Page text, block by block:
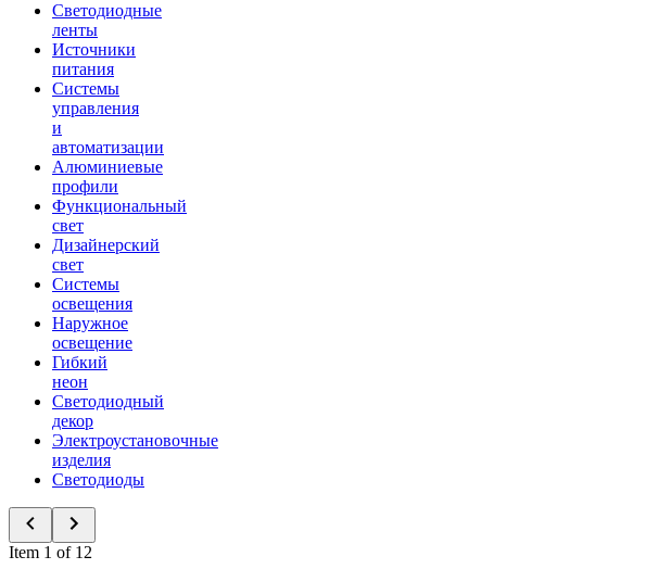
Светодиодные
ленты
Источники
питания
Системы
управления
и
автоматизации
Алюминиевые
профили
Функциональный
свет
Дизайнерский
свет
Системы
освещения
Наружное
освещение
Гибкий
неон
Светодиодный
декор
Электроустановочные
изделия
Светодиоды
Item 1 of 12